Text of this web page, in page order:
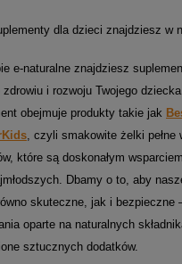
dla dzieci znajdziesz w
e-naturalne znajdziesz
zdrowiu i rozwoju Twojego
obejmuje produkty takie jak
, czyli smakowite żelki pełne
które są doskonałym
Dbamy o to, aby
skuteczne, jak i bezpieczne
oparte na naturalnych
sztucznych dodatków.